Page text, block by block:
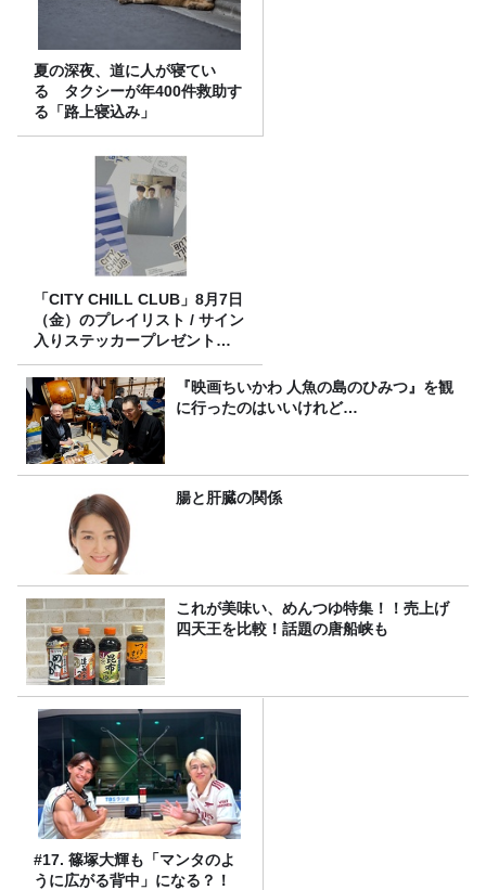
夏の深夜、道に人が寝てい
る タクシーが年400件救助す
る「路上寝込み」
「CITY CHILL CLUB」8月7日
（金）のプレイリスト / サイン
入りステッカープレゼント有
り
『映画ちいかわ 人魚の島のひみつ』を観
に行ったのはいいけれど…
腸と肝臓の関係
これが美味い、めんつゆ特集！！売上げ
四天王を比較！話題の唐船峡も
#17. 篠塚大輝も「マンタのよ
うに広がる背中」になる？！